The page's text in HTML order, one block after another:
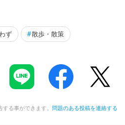
ず #散歩・散策
る事ができます。 問題のある投稿を連絡する